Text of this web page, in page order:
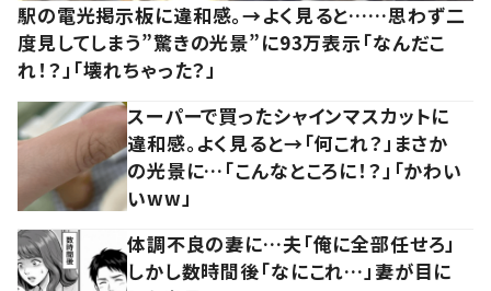
駅の電光掲示板に違和感。→よく見ると……思わず二
度見してしまう”驚きの光景”に93万表示「なんだこ
れ！？」「壊れちゃった？」
スーパーで買ったシャインマスカットに
違和感。よく見ると→「何これ？」まさか
の光景に…「こんなところに！？」「かわい
いww」
体調不良の妻に…夫「俺に全部任せろ」
しかし数時間後「なにこれ…」妻が目に